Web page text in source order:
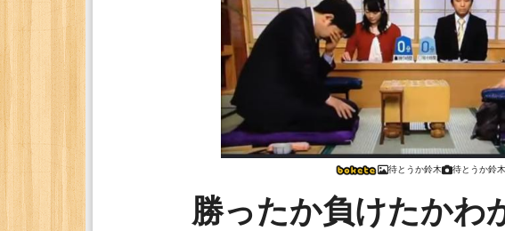
待とうか鈴木 待とうか鈴木
勝ったか負けたかわ